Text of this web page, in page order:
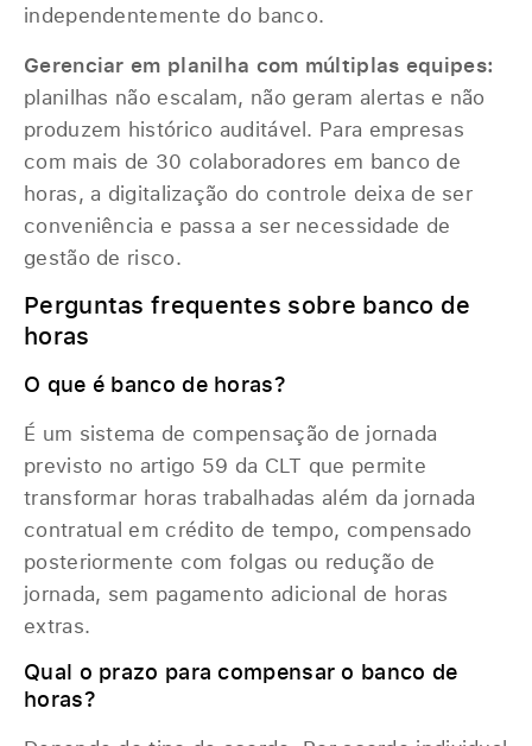
independentemente do banco.
Gerenciar em planilha com múltiplas equipes:
planilhas não escalam, não geram alertas e não
produzem histórico auditável. Para empresas
com mais de 30 colaboradores em banco de
horas, a digitalização do controle deixa de ser
conveniência e passa a ser necessidade de
gestão de risco.
Perguntas frequentes sobre banco de
horas
O que é banco de horas?
É um sistema de compensação de jornada
previsto no artigo 59 da CLT que permite
transformar horas trabalhadas além da jornada
contratual em crédito de tempo, compensado
posteriormente com folgas ou redução de
jornada, sem pagamento adicional de horas
extras.
Qual o prazo para compensar o banco de
horas?